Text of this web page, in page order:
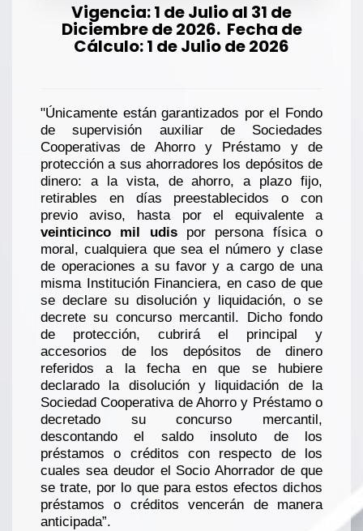
Vigencia: 1 de Julio al 31 de
Diciembre de 2026. Fecha de
Cálculo: 1 de Julio de 2026
"Únicamente están garantizados por el Fondo
de supervisión auxiliar de Sociedades
Cooperativas de Ahorro y Préstamo y de
protección a sus ahorradores los depósitos de
dinero: a la vista, de ahorro, a plazo fijo,
retirables en días preestablecidos o con
previo aviso, hasta por el equivalente a
veinticinco mil udispor persona física o
moral, cualquiera que sea el número y clase
de operaciones a su favor y a cargo de una
misma Institución Financiera, en caso de que
se declare su disolución y liquidación, o se
decrete su concurso mercantil. Dicho fondo
de protección, cubrirá el principal y
accesorios de los depósitos de dinero
referidos a la fecha en que se hubiere
declarado la disolución y liquidación de la
Sociedad Cooperativa de Ahorro y Préstamo o
decretado su concurso mercantil,
descontando el saldo insoluto de los
préstamos o créditos con respecto de los
cuales sea deudor el Socio Ahorrador de que
se trate, por lo que para estos efectos dichos
préstamos o créditos vencerán de manera
anticipada”.